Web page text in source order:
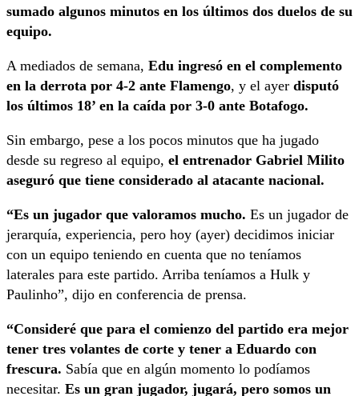
sumado algunos minutos en los últimos dos duelos de su
equipo.
A mediados de semana, Edu ingresó en el complemento
en la derrota por 4-2 ante Flamengo, y el ayer disputó
los últimos 18’ en la caída por 3-0 ante Botafogo.
Sin embargo, pese a los pocos minutos que ha jugado
desde su regreso al equipo, el entrenador Gabriel Milito
aseguró que tiene considerado al atacante nacional.
“Es un jugador que valoramos mucho. Es un jugador de
jerarquía, experiencia, pero hoy (ayer) decidimos iniciar
con un equipo teniendo en cuenta que no teníamos
laterales para este partido. Arriba teníamos a Hulk y
Paulinho”, dijo en conferencia de prensa.
“Consideré que para el comienzo del partido era mejor
tener tres volantes de corte y tener a Eduardo con
frescura. Sabía que en algún momento lo podíamos
necesitar. Es un gran jugador, jugará, pero somos un